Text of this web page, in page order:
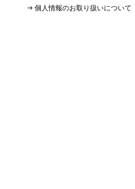
個人情報のお取り扱いについて